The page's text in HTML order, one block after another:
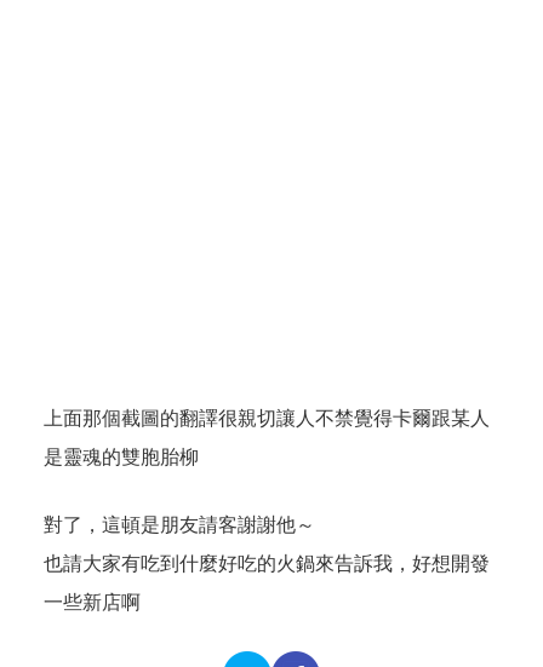
上面那個截圖的翻譯很親切讓人不禁覺得卡爾跟某人
是靈魂的雙胞胎柳
對了，這頓是朋友請客謝謝他～
也請大家有吃到什麼好吃的火鍋來告訴我，好想開發
一些新店啊